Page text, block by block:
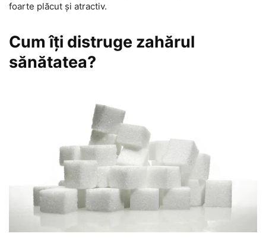
foarte plăcut și atractiv.
Cum îți distruge zahărul
sănătatea?